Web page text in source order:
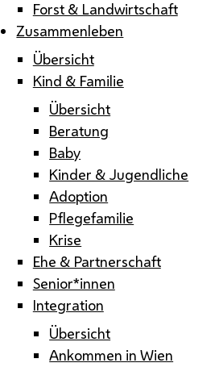
Forst & Landwirtschaft
Zusammenleben
Übersicht
Kind & Familie
Übersicht
Beratung
Baby
Kinder & Jugendliche
Adoption
Pflegefamilie
Krise
Ehe & Partnerschaft
Senior*innen
Integration
Übersicht
Ankommen in Wien